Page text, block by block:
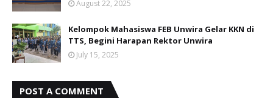
August 22, 2025
Kelompok Mahasiswa FEB Unwira Gelar KKN di
TTS, Begini Harapan Rektor Unwira
July 15, 2025
POST A COMMENT